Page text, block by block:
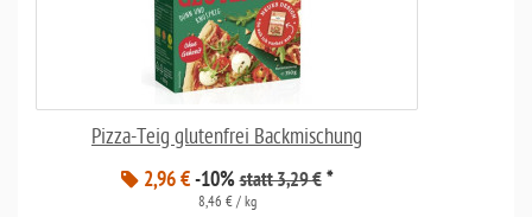
Pizza-Teig glutenfrei Backmischung
2,96 € -10% statt 3,29 €*
8,46 € / kg